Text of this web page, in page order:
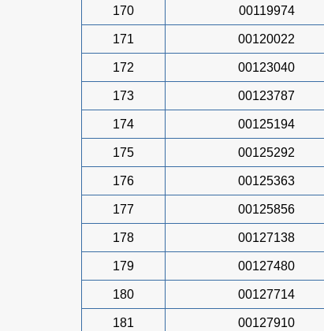
170 00119974
171 00120022
172 00123040
173 00123787
174 00125194
175 00125292
176 00125363
177 00125856
178 00127138
179 00127480
180 00127714
181 00127910